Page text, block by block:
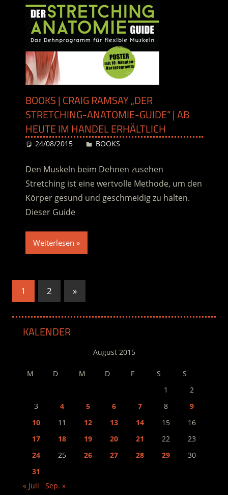
BOOKS | CRAIG RAMSAY „DER
STRETCHING-ANATOMIE-GUIDE“ | AB
HEUTE IM HANDEL ERHÄLTLICH
24/08/2015 Desiree
BOOKS
Den Muskeln beim Dehnen zusehen
Stretching ist eine wertvolle Methode, um den
Körper gesund und geschmeidig zu halten.
Dieser Guide
Weiterlesen
Seitennummerierung
Beiträge
1 2
Nächste
Beiträge
»
KALENDER
August 2015
M D M D F S
S
1
2
3
4 5 6 7 8
9
10
11 12 13 14 15
16
17
18 19 20 21 22
23
24
25 26 27 28 29
30
31
« Juli
Sep. »